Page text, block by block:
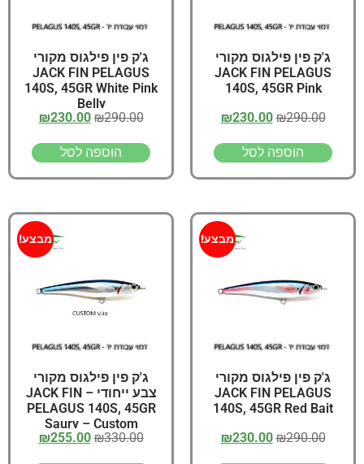
ג'ק פין פילגוס מקורי
JACK FIN PELAGUS
140S, 45GR Pink
₪290.00
₪230.00
הוספה לסל
ג'ק פין פילגוס מקורי
JACK FIN PELAGUS
140S, 45GR White Pink
Belly
₪290.00
₪230.00
הוספה לסל
מבצע!
ג'ק פין פילגוס מקורי
JACK FIN PELAGUS
140S, 45GR Red Bait
₪290.00
₪230.00
מבצע!
ג'ק פין פילגוס מקורי
צבע ייחודי – JACK FIN
PELAGUS 140S, 45GR
Saury – Custom
₪330.00
₪255.00